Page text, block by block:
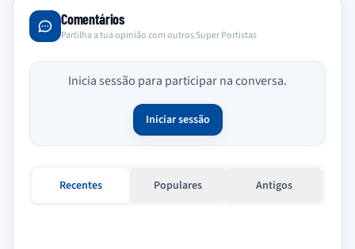
Comentários
Partilha a tua opinião com outros Super Portistas
Inicia sessão para participar na conversa.
Iniciar sessão
Recentes Populares Antigos